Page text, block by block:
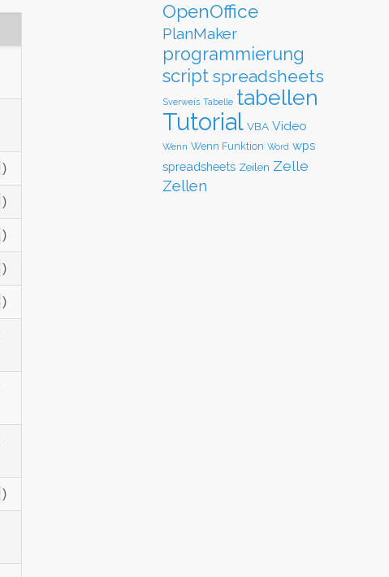
)
)
)
)
)
)
OpenOffice
PlanMaker
programmierung
script spreadsheets
Sverweis Tabelle tabellen
Tutorial VBA Video
Wenn Wenn Funktion Word wps
spreadsheets Zeilen Zelle
Zellen